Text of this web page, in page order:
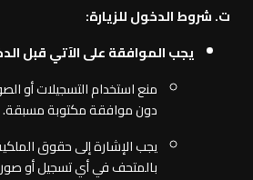
ت‌. شروط الدخول للزيارة:
يجب الموافقة على الآتي قبل
منع استخدام التسجيلات أو
دون موافقة مكتوبة مسبقة.
يجب الإشارة إلى حقوق
بالمتحف في أي تسجيل أو